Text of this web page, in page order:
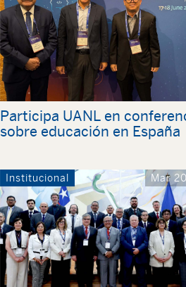
Participa UANL en
sobre educación en España
Institucional Mar